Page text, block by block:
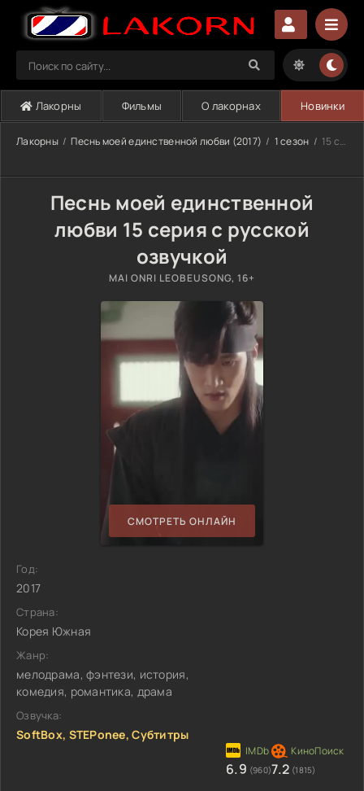
Лакорны Фильмы О лакорнах Новинки
Лакорны Песнь моей единственной любви (2017) 1 сезон 15 серия
Песнь моей единственной
любви 15 серия с русской
озвучкой
MAI ONRI LEOBEUSONG, 16+
СМОТРЕТЬ ОНЛАЙН
Год:
2017
Страна:
Корея Южная
Жанр:
мелодрама, фэнтези, история,
комедия, романтика, драма
Озвучка:
SoftBox, STEPonee, Субтитры
6.9 (960)7.2 (1815)